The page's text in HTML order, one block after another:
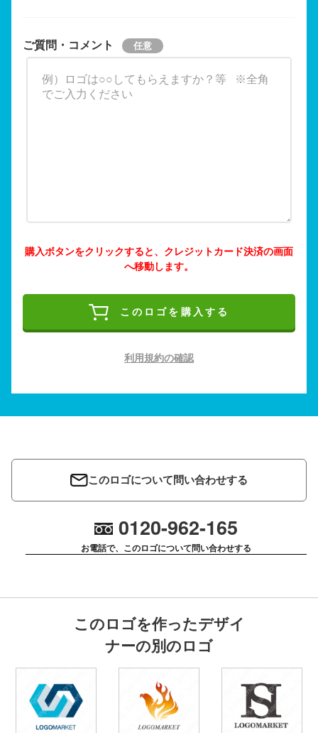
ご質問・コメント
購入ボタンをクリックすると、クレジットカード決済の画面
へ移動します。
このロゴを購入する
利用規約の確認
このロゴについて問い合わせする
0120-962-165
お電話で、このロゴについて問い合わせする
このロゴを作ったデザイ
ナーの別のロゴ